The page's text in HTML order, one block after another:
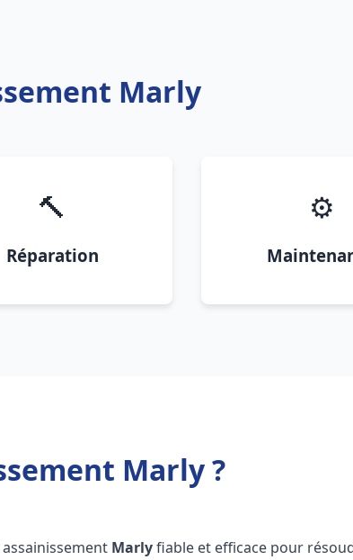
Marly
🔨
Réparation
⚙️
Marly ?
Marlyfiable et efficace pour